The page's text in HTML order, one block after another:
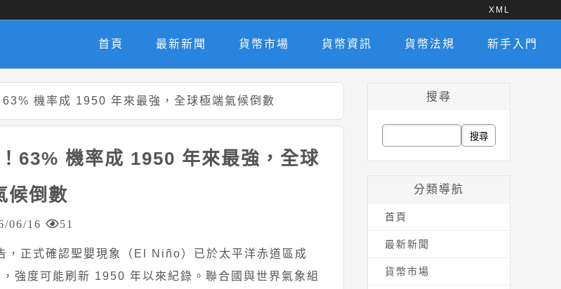
XML
首頁 最新新聞 貨幣市場 貨幣資訊 貨幣法規 新手入門
機率成 1950 年來最強，全球極端氣候倒數
63% 機率成 1950 年來最強，全球
候倒數
06/16 51
正式確認聖嬰現象（El Niño）已於太平洋赤道區成
強度可能刷新 1950 年以來紀錄。聯合國與世界氣象組
搜尋
字:
分類導航
首頁
最新新聞
貨幣市場